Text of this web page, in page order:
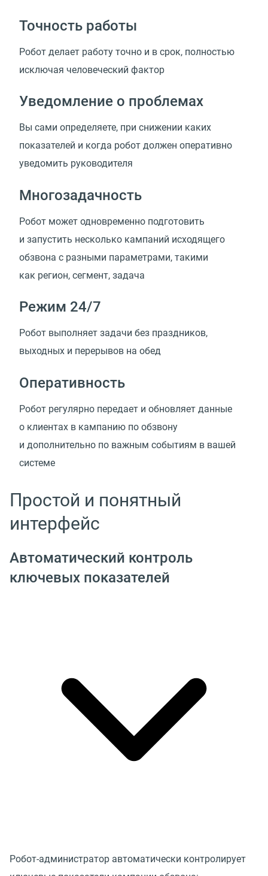
Точность работы
Робот делает работу точно и в срок, полностью
исключая человеческий фактор
Уведомление о проблемах
Вы сами определяете, при снижении каких
показателей и когда робот должен оперативно
уведомить руководителя
Многозадачность
Робот может одновременно подготовить
и запустить несколько кампаний исходящего
обзвона с разными параметрами, такими
как регион, сегмент, задача
Режим 24/7
Робот выполняет задачи без праздников,
выходных и перерывов на обед
Оперативность
Робот регулярно передает и обновляет данные
о клиентах в кампанию по обзвону
и дополнительно по важным событиям в вашей
системе
Простой и понятный
интерфейс
Автоматический контроль
ключевых показателей
Робот-администратор автоматически контролирует